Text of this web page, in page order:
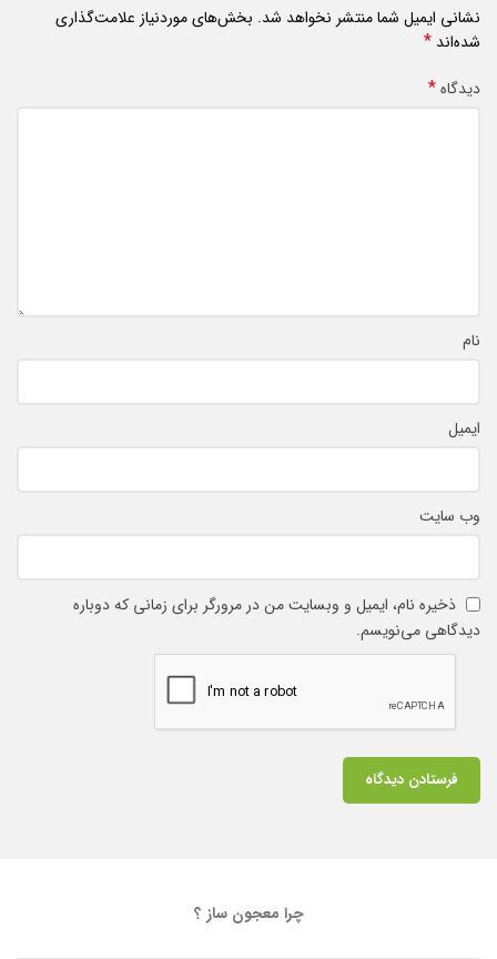
نشانی ایمیل شما منتشر نخواهد شد. بخش‌های موردنیاز علامت‌گذاری
شده‌اند *
دیدگاه*
نام
ایمیل
وب‌ سایت
ذخیره نام، ایمیل و وبسایت من در مرورگر برای زمانی که دوباره
دیدگاهی می‌نویسم.
چرا معجون ساز ؟